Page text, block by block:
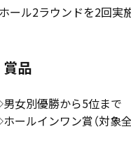
ール2ラウンドを2回実
賞品
女別優勝から5位まで
ールインワン賞（対象全